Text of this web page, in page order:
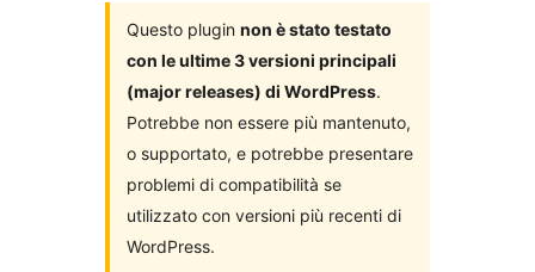
Questo plugin non è stato testato
con le ultime 3 versioni principali
(major releases) di WordPress.
Potrebbe non essere più mantenuto,
o supportato, e potrebbe presentare
problemi di compatibilità se
utilizzato con versioni più recenti di
WordPress.